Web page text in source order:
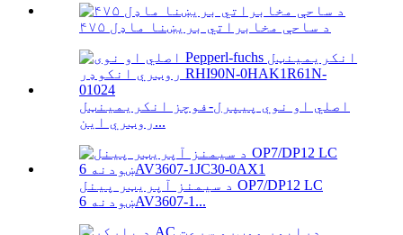
۴۷۵ د ساحې مخابراتي بریښنا ماډل
اصلي او نوي پیپرل-فوچز انکریمینټل
روټري این...
د سیمنز آپریټر پینل OP7/DP12 LC
ښودنه 6AV3607-1...